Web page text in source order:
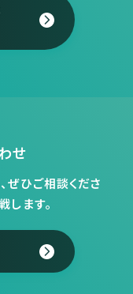
せ
ぜひご相談くださ
します。